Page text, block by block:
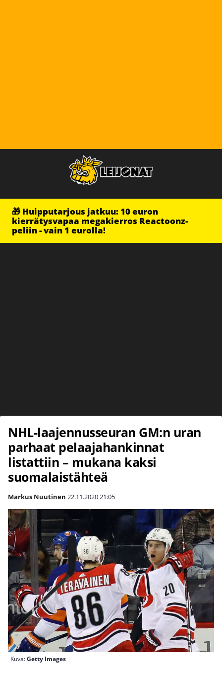
🎁 Huipputarjous jatkuu: 10 euron
kierrätysvapaa megakierros Reactoonz-
peliin - vain 1 eurolla!
NHL-laajennusseuran GM:n uran
parhaat pelaajahankinnat
listattiin – mukana kaksi
suomalaistähteä
Markus Nuutinen 22.11.202021:05
Kuva:Getty Images